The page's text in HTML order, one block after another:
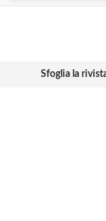
Sfoglia la